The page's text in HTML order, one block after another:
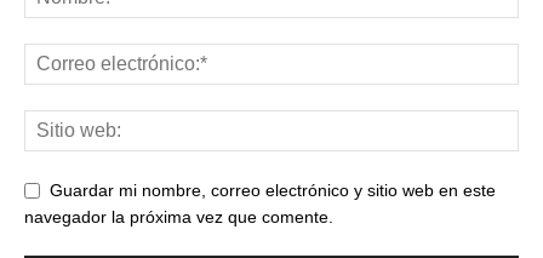
Guardar mi nombre, correo electrónico y sitio web en este
navegador la próxima vez que comente.